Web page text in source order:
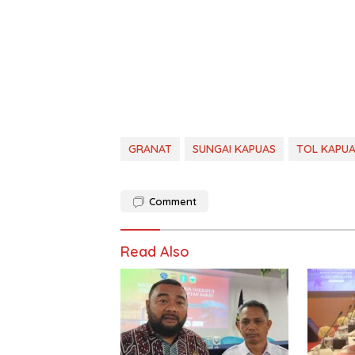
GRANAT SUNGAI KAPUAS TOL
Comment
Read Also